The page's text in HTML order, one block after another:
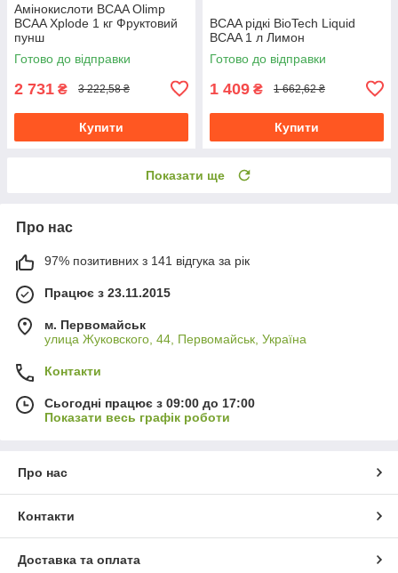
Амінокислоти BCAA Olimp
BCAA Xplode 1 кг Фруктовий
пунш
Готово до відправки
2 731 ₴ 3 222,58 ₴
Купити
BCAA рідкі BioTech Liquid
BCAA 1 л Лимон
Готово до відправки
1 409 ₴ 1 662,62 ₴
Купити
Показати ще
Про нас
97% позитивних з 141 відгука за рік
Працює з 23.11.2015
м. Первомайськ
улица Жуковского, 44, Первомайськ, Україна
Контакти
Сьогодні працює з 09:00 до 17:00
Показати весь графік роботи
Про нас
Контакти
Доставка та оплата